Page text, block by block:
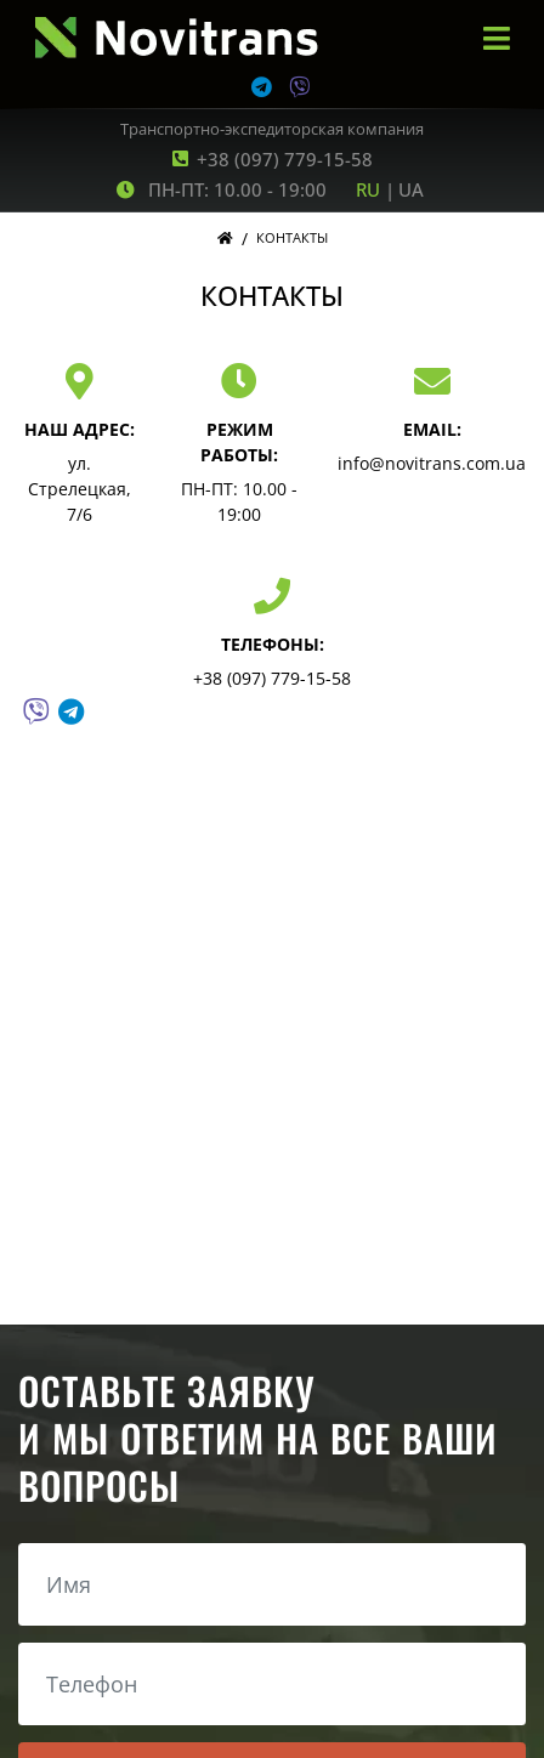
+38 (097) 779-15-58
Транспортно-экспедиторская компания
ПН-ПТ: 10.00 - 19:00 RU | UA
/ КОНТАКТЫ
КОНТАКТЫ
НАШ АДРЕС:
ул.
Стрелецкая,
7/6
РЕЖИМ
РАБОТЫ:
ПН-ПТ: 10.00 -
19:00
EMAIL:
info@novitrans.com.ua
ТЕЛЕФОНЫ:
+38 (097) 779-15-58
ОСТАВЬТЕ ЗАЯВКУ
И МЫ ОТВЕТИМ НА ВСЕ ВАШИ
ВОПРОСЫ